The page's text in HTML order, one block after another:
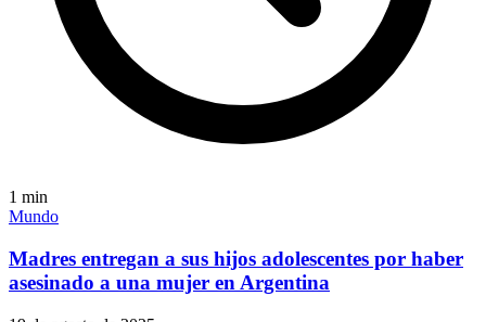
1 min
Mundo
Madres entregan a sus hijos adolescentes por haber
asesinado a una mujer en Argentina